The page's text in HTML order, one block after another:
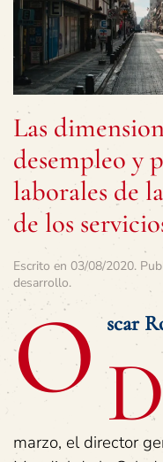
Las
desempleo y
laborales de
de los
Escrito en 03/08/2020.
desarrollo.
O scar
D
marzo, el director